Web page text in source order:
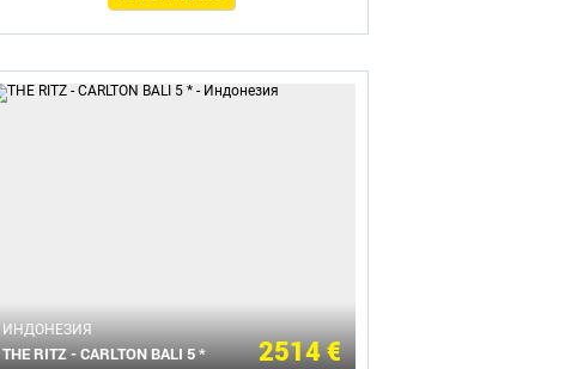
ИНДОНЕЗИЯ
THE RITZ - CARLTON BALI 5 * 2514 €